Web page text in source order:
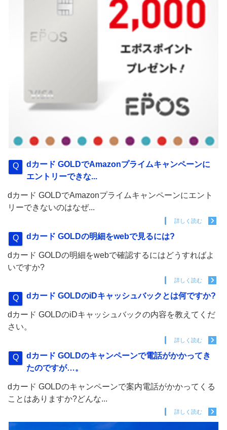
dカード GOLDでAmazonプライムキャンペーンに
エントリーできな...
dカード GOLDでAmazonプライムキャンペーンにエント
リーできないのはなぜ...
詳しく読む
dカード GOLDの明細をwebで見るには?
dカード GOLDの明細をwebで確認するにはどうすればよ
いですか?
詳しく読む
dカード GOLDのiDキャッシュバックとは何ですか?
dカード GOLDのiDキャッシュバックの内容を教えてくだ
さい。
詳しく読む
dカード GOLDのキャンペーンで電話がかかってき
たのですが…。
dカード GOLDのキャンペーンで案内電話がかかってくる
ことはありますか?どんな...
詳しく読む